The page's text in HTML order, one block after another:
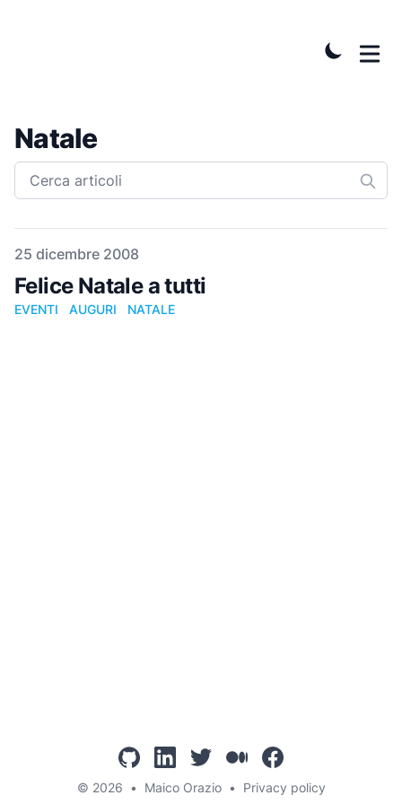
Natale
Pubblicato il
25 dicembre 2008
Felice Natale a tutti
EVENTI AUGURI NATALE
github linkedintwittermediumcom
facebook
© 2026 • Maico Orazio • Privacy policy